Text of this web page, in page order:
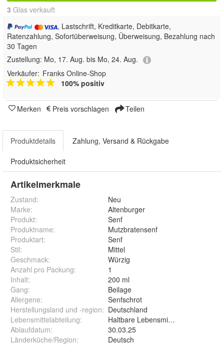
3 Glas verkauft
, Lastschrift, Kreditkarte, Debitkarte,
Ratenzahlung, Sofortüberweisung, Überweisung, Bezahlung nach
30 Tagen
Zustellung: Mo, 17. Aug. bis Mo, 24. Aug.
Verkäufer: Franks Online-Shop
100% positiv
Merken Preis vorschlagen Teilen
Produktdetails Zahlung, Versand & Rückgabe
Produktsicherheit
Artikelmerkmale
Zustand:
Neu
Marke:
Altenburger
Produkt:
Senf
Produktname:
Mutzbratensenf
Produktart:
Senf
Stil:
Mittel
Geschmack:
Würzig
Anzahl pro Packung:
1
Inhalt:
200 ml
Gang:
Beilage
Allergene:
Senfschrot
Herstellungsland und -region: Deutschland
Lebensmittelabteilung:
Haltbare Lebensmittel
Ablaufdatum:
30.03.25
Länderküche/Region: Deutsch